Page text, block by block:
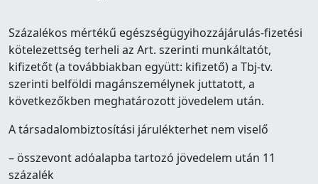
Százalékos mértékű egészségügyihozzájárulás-fizetési
kötelezettség terheli az Art. szerinti munkáltatót,
kifizetőt (a továbbiakban együtt: kifizető) a Tbj-tv.
szerinti belföldi magánszemélynek juttatott, a
következőkben meghatározott jövedelem után.
A társadalombiztosítási járulékterhet nem viselő
– összevont adóalapba tartozó jövedelem után 11
százalék